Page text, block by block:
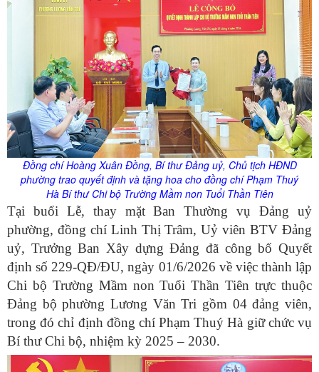
Đồng chí Hoàng Xuân Đồng, Bí thư Đảng uỷ, Chủ tịch HĐND
phường trao quyết định và tặng hoa cho đồng chí Phạm Thuý
Hà Bí thư Chi bộ Trường Mầm non Tuổi Thần Tiên
Tại buổi Lễ, thay mặt Ban Thường vụ Đảng uỷ
phường, đồng chí Linh Thị Trâm, Uỷ viên BTV Đảng
uỷ, Trưởng Ban Xây dựng Đảng đã công bố Quyết
định số 229-QĐ/ĐU, ngày 01/6/2026 về việc thành lập
Chi bộ Trường Mầm non Tuổi Thần Tiên trực thuộc
Đảng bộ phường Lương Văn Tri gồm 04 đảng viên,
trong đó chỉ định đồng chí Phạm Thuý Hà giữ chức vụ
Bí thư Chi bộ, nhiệm kỳ 2025 – 2030.